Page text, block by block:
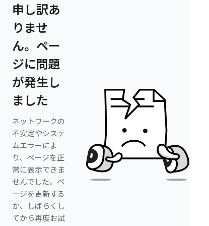
申し訳あ
りませ
ん。ペー
ジに問題
が発生し
ました
ネットワークの
不安定やシステ
ムエラーによ
り、ページを正
常に表示できま
せんでした。ペ
ージを更新する
か、しばらくし
てから再度お試